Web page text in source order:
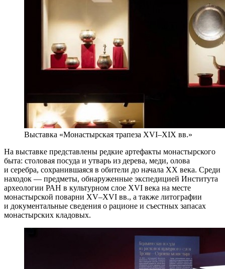
Выставка «Монастырская трапеза XVI–XIX вв.»
На выставке представлены редкие артефакты монастырского
быта: столовая посуда и утварь из дерева, меди, олова
и серебра, сохранившаяся в обители до начала XX века. Среди
находок — предметы, обнаруженные экспедицией Института
археологии РАН в культурном слое XVI века на месте
монастырской поварни XV–XVI вв., а также литографии
и документальные сведения о рационе и съестных запасах
монастырских кладовых.